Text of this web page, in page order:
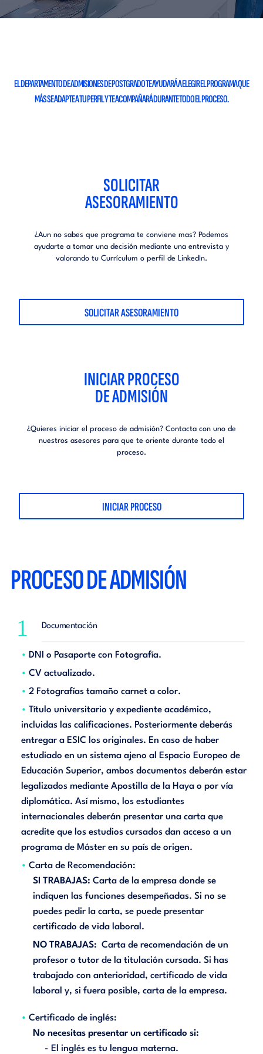
EL DEPARTAMENTO DE ADMISIONES DE POSTGRADOTE AYUDARÁ A ELEGIR EL PROGRAMA QUE
MÁS SE ADAPTE A TU PERFIL YTE ACOMPAÑARÁ DURANTE TODO EL PROCESO.
SOLICITAR
ASESORAMIENTO
¿Aun no sabes que programa te conviene mas? Podemos
ayudarte a tomar una decisión mediante una entrevista y
valorando tu Currículum o perfil de LinkedIn.
SOLICITAR ASESORAMIENTO
INICIAR PROCESO
DE ADMISIÓN
¿Quieres iniciar el proceso de admisión? Contacta con uno de
nuestros asesores para que te oriente durante todo el
proceso.
INICIAR PROCESO
PROCESO DE ADMISIÓN
1 Documentación
DNI o Pasaporte con Fotografía.
CV actualizado.
2 Fotografías tamaño carnet a color.
Título universitario y expediente académico,
incluidas las calificaciones. Posteriormente deberás
entregar a ESIC los originales. En caso de haber
estudiado en un sistema ajeno al Espacio Europeo de
Educación Superior, ambos documentos deberán estar
legalizados mediante Apostilla de la Haya o por vía
diplomática. Así mismo, los estudiantes
internacionales deberán presentar una carta que
acredite que los estudios cursados dan acceso a un
programa de Máster en su país de origen.
Carta de Recomendación:
SI TRABAJAS: Carta de la empresa donde se
indiquen las funciones desempeñadas. Si no se
puedes pedir la carta, se puede presentar
certificado de vida laboral.
NO TRABAJAS: Carta de recomendación de un
profesor o tutor de la titulación cursada. Si has
trabajado con anterioridad, certificado de vida
laboral y, si fuera posible, carta de la empresa.
Certificado de inglés:
No necesitas presentar un certificado si:
- El inglés es tu lengua materna.